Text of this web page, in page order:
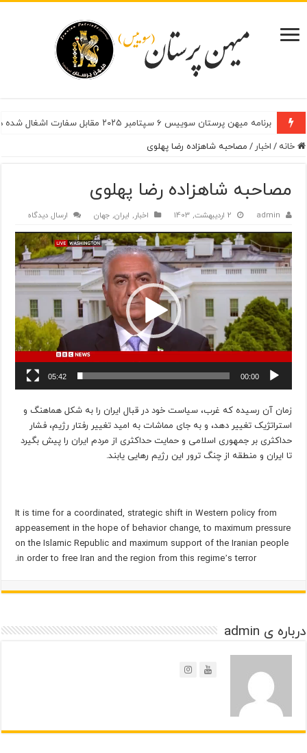
برنامه میهن پرستان سوییس ۶ سپتامبر ۲۰۲۵ مقابل سفارت اشغال شده در شهر برن
خانه / اخبار / مصاحبه شاهزاده رضا پهلوی
مصاحبه شاهزاده رضا پهلوی
admin 2 اردیبهشت, 1403 اخبار , ایران,جهان ارسال دیدگاه
00:00
05:42
زمان آن رسیده که غرب، سیاست خود در قبال ایران را به شکل هماهنگ و
استراتژیک تغییر دهد، و به جای مماشات به امید تغییر رفتار رژیم، فشار
حداکثری بر جمهوری اسلامی و حمایت حداکثری از مردم ایران را پیش بگیرد
تا ایران و منطقه از چنگ ترور این رژیم رهایی یابند.
It is time for a coordinated, strategic shift in Western policy from
appeasement in the hope of behavior change, to maximum pressure
on the Islamic Republic and maximum support of the Iranian people
in order to free Iran and the region from this regime’s terror.
درباره ی admin